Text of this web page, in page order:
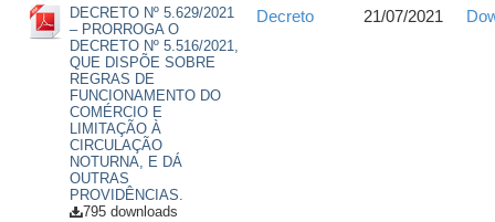
DECRETO Nº 5.629/2021
– PRORROGA O
DECRETO Nº 5.516/2021,
QUE DISPÕE SOBRE
REGRAS DE
FUNCIONAMENTO DO
COMÉRCIO E
LIMITAÇÃO À
CIRCULAÇÃO
NOTURNA, E DÁ
OUTRAS
PROVIDÊNCIAS.
795 downloads
Decreto 21/07/2021